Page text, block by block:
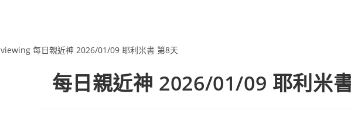
每日親近神 2026/01/09 耶利米